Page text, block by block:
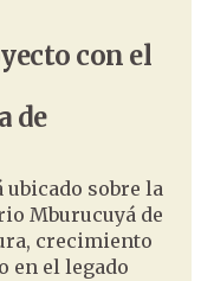
con el
de
sobre la
Mburucuyá de
crecimiento
en el legado